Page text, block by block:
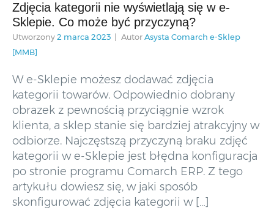
Zdjęcia kategorii nie wyświetlają się w e-
Sklepie. Co może być przyczyną?
Utworzony2 marca 2023 AutorAsysta Comarch e-Sklep
[MMB]
W e-Sklepie możesz dodawać zdjęcia
kategorii towarów. Odpowiednio dobrany
obrazek z pewnością przyciągnie wzrok
klienta, a sklep stanie się bardziej atrakcyjny w
odbiorze. Najczęstszą przyczyną braku zdjęć
kategorii w e-Sklepie jest błędna konfiguracja
po stronie programu Comarch ERP. Z tego
artykułu dowiesz się, w jaki sposób
skonfigurować zdjęcia kategorii w […]